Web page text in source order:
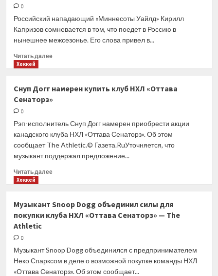
с «Вашингтон»
0
Российский нападающий «Миннесоты Уайлд» Кирилл
Капризов сомневается в том, что поедет в Россию в
нынешнее межсезонье. Его слова привел в...
Читать далееПрочитать
усомнился,
что
в Россию
в нынешнее
межсезонье
Хоккей
Снуп Догг намерен купить клуб НХЛ «Оттава
Сенаторз»
0
Рэп-исполнитель Снуп Догг намерен приобрести акции
канадского клуба НХЛ «Оттава Сенаторз». Об этом
сообщает The Athletic.© Газета.RuУточняется, что
музыкант поддержал предложение...
Читать далееПрочитать
Догг
намерен
«Оттава
Сенаторз»
Хоккей
Музыкант Snoop Dogg объединил силы для
покупки клуба НХЛ «Оттава Сенаторз» — The
Athletic
0
Музыкант Snoop Dogg объединился с предпринимателем
Неко Спарксом в деле о возможной покупке команды НХЛ
«Оттава Сенаторз». Об этом сообщает...